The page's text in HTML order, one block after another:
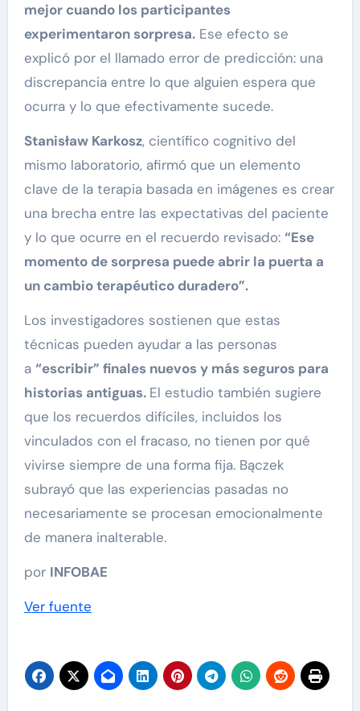
mejor cuando los participantes
experimentaron sorpresa.Ese efecto se
explicó por el llamado error de predicción: una
discrepancia entre lo que alguien espera que
ocurra y lo que efectivamente sucede.
Stanisław Karkosz, científico cognitivo del
mismo laboratorio, afirmó que un elemento
clave de la terapia basada en imágenes es crear
una brecha entre las expectativas del paciente
y lo que ocurre en el recuerdo revisado: “Ese
momento de sorpresa puede abrir la puerta a
un cambio terapéutico duradero”.
Los investigadores sostienen que estas
técnicas pueden ayudar a las personas
a “escribir” finales nuevos y más seguros para
historias antiguas. El estudio también sugiere
que los recuerdos difíciles, incluidos los
vinculados con el fracaso, no tienen por qué
vivirse siempre de una forma fija. Bączek
subrayó que las experiencias pasadas no
necesariamente se procesan emocionalmente
de manera inalterable.
por INFOBAE
Ver fuente